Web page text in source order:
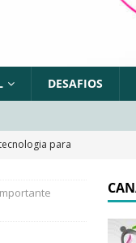
DESAFIOS
para